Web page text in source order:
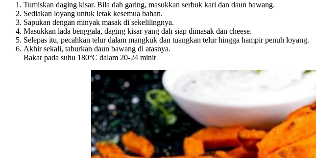
Tumiskan daging kisar. Bila dah garing, masukkan serbuk kari dan daun bawang.
Sediakan loyang untuk letak kesemua bahan.
Sapukan dengan minyak masak di sekelilingnya.
Masukkan lada benggala, daging kisar yang dah siap dimasak dan cheese.
Selepas itu, pecahkan telur dalam mangkuk dan tuangkan telur hingga hampir penuh loyang.
Akhir sekali, taburkan daun bawang di atasnya.
Bakar pada suhu 180°C dalam 20-24 minit